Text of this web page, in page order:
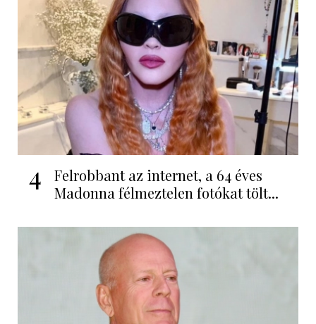
4
Felrobbant az internet, a 64 éves
Madonna félmeztelen fotókat tölt...